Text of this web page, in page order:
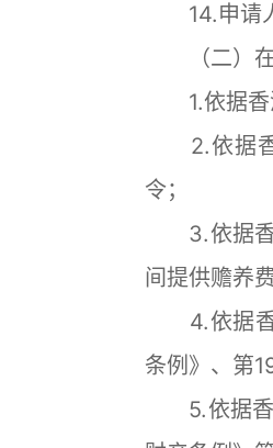
14.申请人
（二）在
1.依据香
2.依据香
令；
3.依据香
间提供赡养
4.依据香
条例》、第
5.依据香